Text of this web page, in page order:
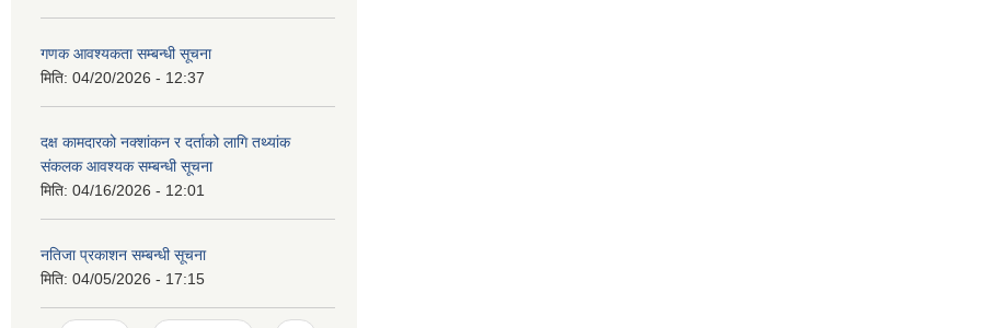
गणक आवश्यकता सम्बन्धी सूचना
मिति: 04/20/2026 - 12:37
दक्ष कामदारको नक्शांकन र दर्ताको लागि तथ्यांक
संकलक आवश्यक सम्बन्धी सूचना
मिति: 04/16/2026 - 12:01
नतिजा प्रकाशन सम्बन्धी सूचना
मिति: 04/05/2026 - 17:15